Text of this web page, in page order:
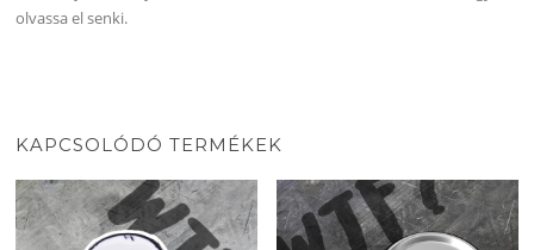
olvassa el senki.
KAPCSOLÓDÓ TERMÉKEK